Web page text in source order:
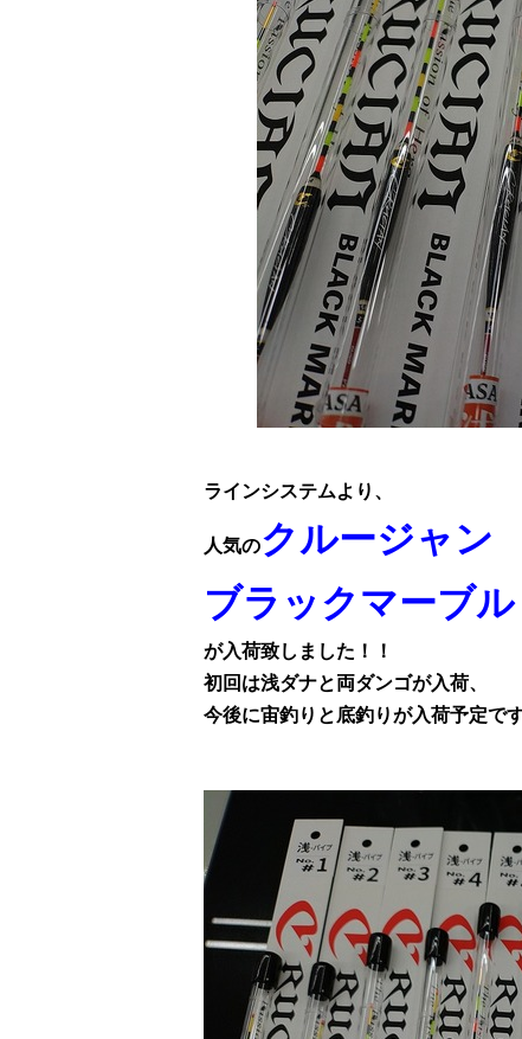
ラインシステムより、
人気のクルージャン
ブラックマーブル
が入荷致しました！！
初回は浅ダナと両ダンゴが入荷、
今後に宙釣りと底釣りが入荷予定です